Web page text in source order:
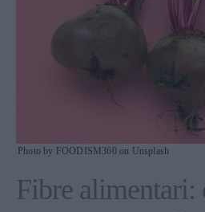
Photo by FOODISM360 on Unsplash
Fibre alimentari: